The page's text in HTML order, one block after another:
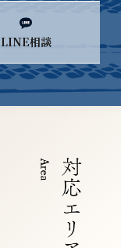
LINE相談